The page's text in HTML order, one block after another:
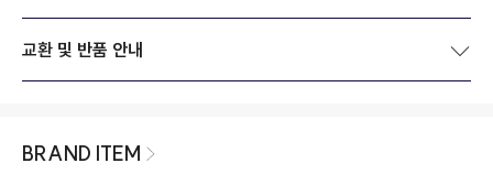
교환 및 반품 안내
BRAND ITEM